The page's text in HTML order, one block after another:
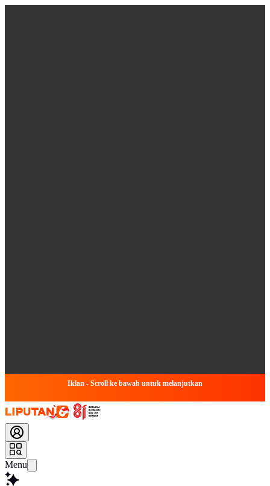
Iklan - Scroll ke bawah untuk melanjutkan
Menu